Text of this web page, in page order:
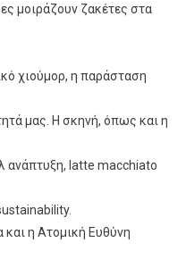
μοιράζουν ζακέτες στα
χιούμορ, η παράσταση
μας. Η σκηνή, όπως και η
ανάπτυξη, latte macchiato
και η Ατομική Ευθύνη